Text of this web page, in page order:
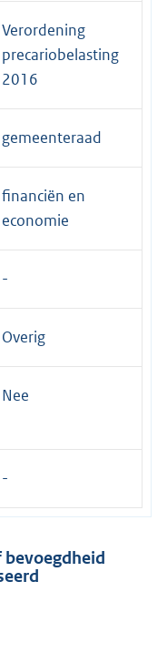
Verordening
precariobelasting
2016
gemeenteraad
financiën en
economie
Overig
Nee